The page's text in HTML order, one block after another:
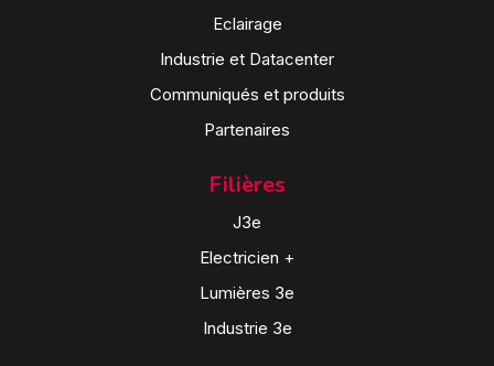
Eclairage
Industrie et Datacenter
Communiqués et produits
Partenaires
Filières
J3e
Electricien +
Lumières 3e
Industrie 3e